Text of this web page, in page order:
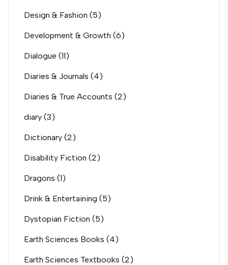
Design & Fashion (5)
Development & Growth (6)
Dialogue (11)
Diaries & Journals (4)
Diaries & True Accounts (2)
diary (3)
Dictionary (2)
Disability Fiction (2)
Dragons (1)
Drink & Entertaining (5)
Dystopian Fiction (5)
Earth Sciences Books (4)
Earth Sciences Textbooks (2)